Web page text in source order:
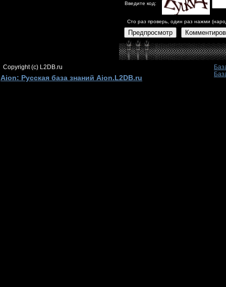
Введите код:
Сто раз проверь, один раз нажми
Предпросмотр
Copyright (c) L2DB.ru
Aion: Русская база знаний Aion.L2DB.ru